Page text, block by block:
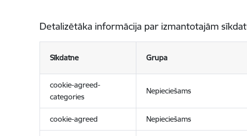
Detalizētāka informācija par izmantotajām
Sīkdatne Grupa
cookie-agreed-
categories
Nepieciešams
cookie-agreed Nepieciešams